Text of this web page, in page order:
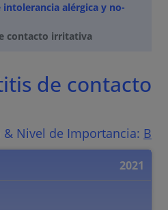
intolerancia alérgica y no-
contacto irritativa
& Nivel de Importancia: B
2021